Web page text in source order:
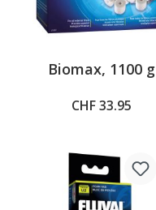
Biomax, 1100 g
CHF 33.95